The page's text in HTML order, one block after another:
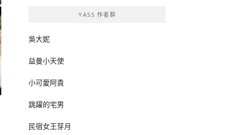
YASS 作者群
吳大妮
益曼小天使
小可愛阿貴
跳躍的宅男
民宿女王芽月